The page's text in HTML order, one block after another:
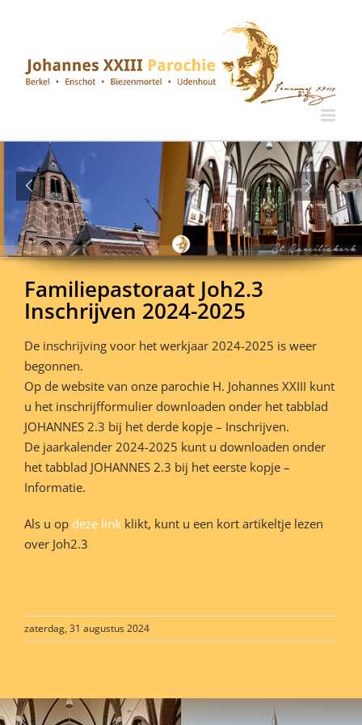
Familiepastoraat Joh2.3
Inschrijven 2024-2025
De inschrijving voor het werkjaar 2024-2025 is weer
begonnen.
Op de website van onze parochie H. Johannes XXIII kunt
u het inschrijfformulier downloaden onder het tabblad
JOHANNES 2.3 bij het derde kopje – Inschrijven.
De jaarkalender 2024-2025 kunt u downloaden onder
het tabblad JOHANNES 2.3 bij het eerste kopje –
Informatie.
Als u op deze link klikt, kunt u een kort artikeltje lezen
over Joh2.3
zaterdag, 31 augustus 2024